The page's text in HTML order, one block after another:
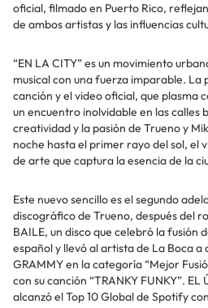
oficial, filmado en Puerto Rico,
de ambos artistas y las influencias
“EN LA CITY” es un movimiento
musical con una fuerza imparable. La
canción y el video oficial, que plasma
un encuentro inolvidable en las calles
creatividad y la pasión de Trueno y
noche hasta el primer rayo del sol, el
de arte que captura la esencia de la
Este nuevo sencillo es el segundo
discográfico de Trueno, después del
BAILE, un disco que celebró la fusión
español y llevó al artista de La Boca
GRAMMY en la categoría “Mejor
con su canción “TRANKY FUNKY”.
alcanzó el Top 10 Global de Spotify